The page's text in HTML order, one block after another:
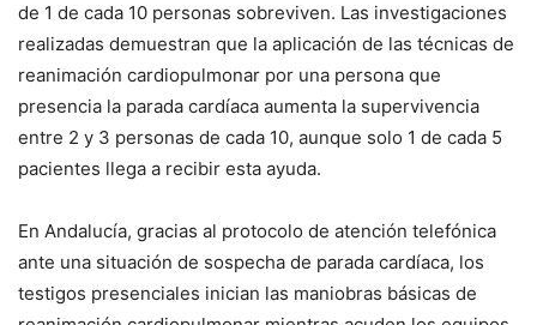
de 1 de cada 10 personas sobreviven. Las investigaciones
realizadas demuestran que la aplicación de las técnicas de
reanimación cardiopulmonar por una persona que
presencia la parada cardíaca aumenta la supervivencia
entre 2 y 3 personas de cada 10, aunque solo 1 de cada 5
pacientes llega a recibir esta ayuda.
En Andalucía, gracias al protocolo de atención telefónica
ante una situación de sospecha de parada cardíaca, los
testigos presenciales inician las maniobras básicas de